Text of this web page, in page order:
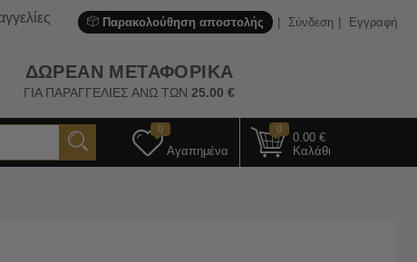
Παρακολούθηση αποστολής Σύνδεση Εγγραφή
ΔΩΡΕΑΝ ΜΕΤΑΦΟΡΙΚΑ
ΓΙΑ ΠΑΡΑΓΓΕΛΙΕΣ ΑΝΩ ΤΩΝ25.00 €
0
Αγαπημένα
0
0.00 €
Καλάθι